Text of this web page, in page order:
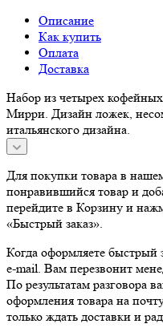
Описание
Как купить
Оплата
Доставка
Набор из четырех
Мирри. Дизайн ложек,
итальянского дизайна.
Для покупки товара в
понравившийся товар и
перейдите в Корзину и
«Быстрый заказ».
Когда оформляете
e-mail. Вам перезвонит
По результатам разговора
оформления товара на
только ждать доставки и